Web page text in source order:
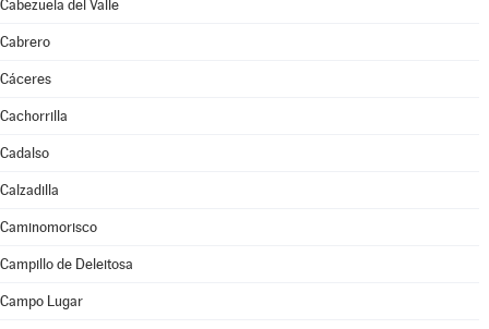
Cabezuela del Valle
Cabrero
Cáceres
Cachorrilla
Cadalso
Calzadilla
Caminomorisco
Campillo de Deleitosa
Campo Lugar